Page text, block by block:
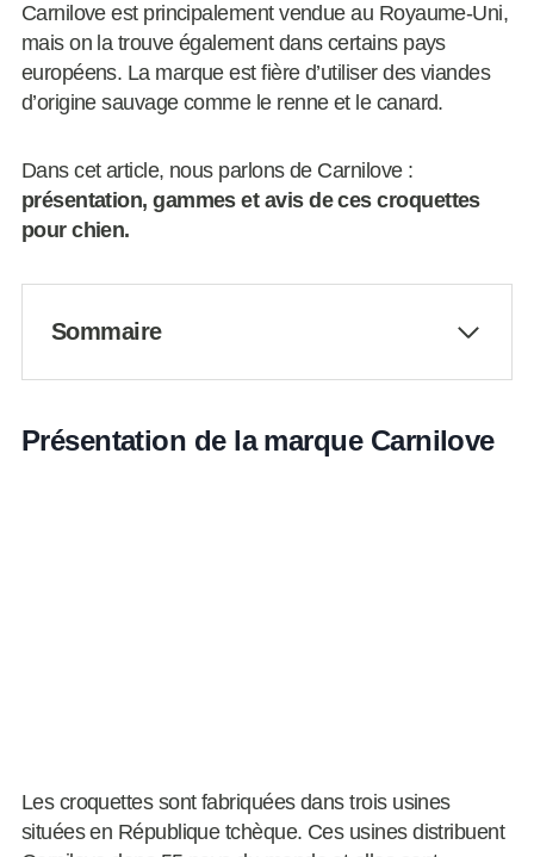
Carnilove est principalement vendue au Royaume-Uni,
mais on la trouve également dans certains pays
européens. La marque est fière d’utiliser des viandes
d’origine sauvage comme le renne et le canard.
Dans cet article, nous parlons de Carnilove :
présentation, gammes et avis de ces croquettes
pour chien.
Sommaire
Présentation de la marque Carnilove
Les croquettes sont fabriquées dans trois usines
situées en République tchèque. Ces usines distribuent